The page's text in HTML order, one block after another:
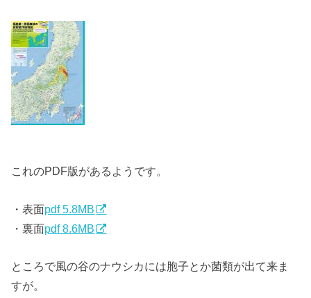
これのPDF版があるようです。
・表面pdf 5.8MB
・裏面pdf 8.6MB
ところで風の谷のナウシカには胞子とか菌類が出て来ま
すが。